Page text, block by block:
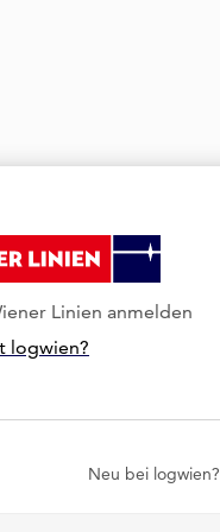
Linien anmelden
logwien?
Neu bei logwien?